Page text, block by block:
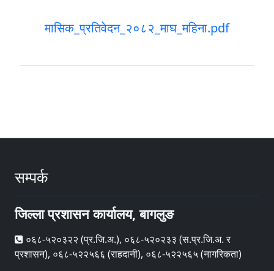
मासिक_प्रतिवेदन_२०८२_माघ_महिना.pdf
सम्पर्क
जिल्ला प्रशासन कार्यालय, बागलुङ
०६८-५२०३२२ (प्र‍.जि.अ.), ०६८-५२०२३३ (स.प्र.जि.अ. र
प्रशासन), ०६८-५२२५६६ (राहदानी), ०६८-५२२५६५ (नागरिकता)